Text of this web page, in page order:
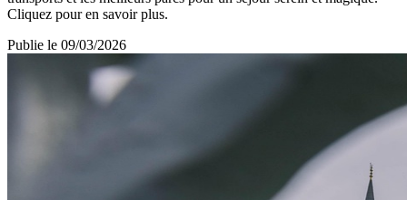
Cliquez pour en savoir plus.
Publie le 09/03/2026